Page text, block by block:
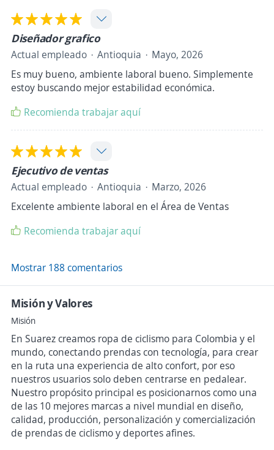
Diseñador grafico
Actual empleado Antioquia
Mayo, 2026
Es muy bueno, ambiente laboral bueno. Simplemente
estoy buscando mejor estabilidad económica.
Recomienda trabajar aquí
Ejecutivo de ventas
Actual empleado Antioquia
Marzo, 2026
Excelente ambiente laboral en el Área de Ventas
Recomienda trabajar aquí
Mostrar 188 comentarios
Misión y Valores
Misión
En Suarez creamos ropa de ciclismo para Colombia y el
mundo, conectando prendas con tecnología, para crear
en la ruta una experiencia de alto confort, por eso
nuestros usuarios solo deben centrarse en pedalear.
Nuestro propósito principal es posicionarnos como una
de las 10 mejores marcas a nivel mundial en diseño,
calidad, producción, personalización y comercialización
de prendas de ciclismo y deportes afines.